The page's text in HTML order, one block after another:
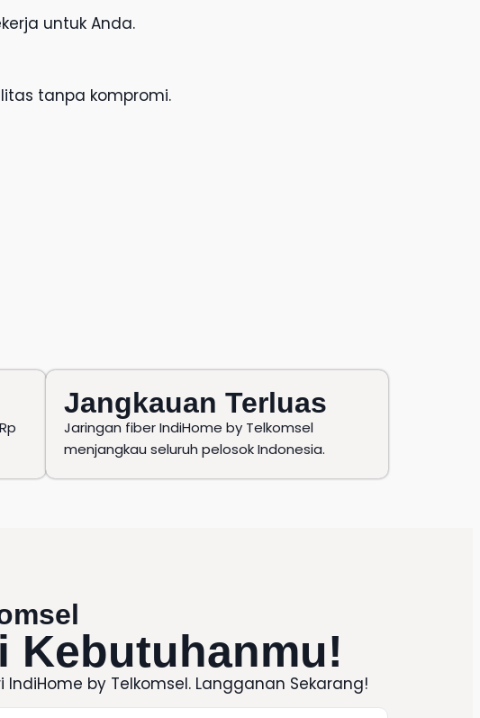
untuk Anda.
tanpa kompromi.
Jangkauan Terluas
Jaringan fiber IndiHome by Telkomsel
menjangkau seluruh pelosok Indonesia.
Kebutuhanmu!
IndiHome by Telkomsel. Langganan Sekarang!